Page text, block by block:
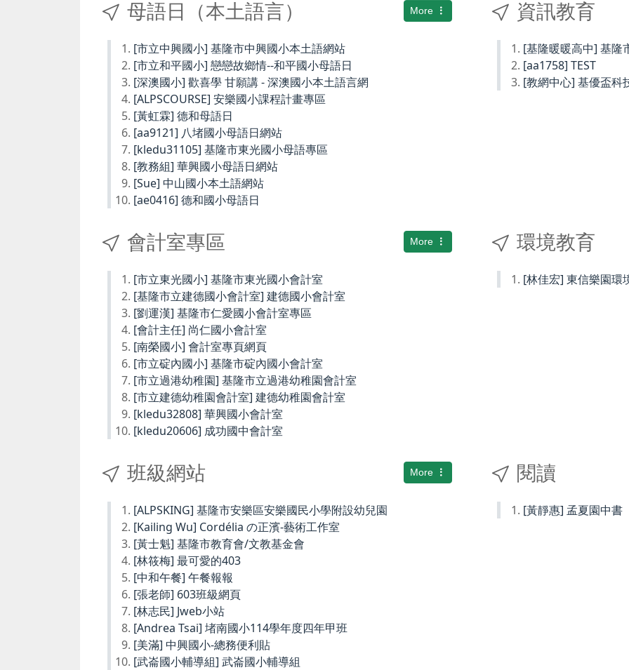
More
母語日（本土語言）
[市立中興國小] 基隆市中興國小本土語網站
[市立和平國小] 戀戀故鄉情--和平國小母語日
[深澳國小] 歡喜學 甘願講 - 深澳國小本土語言網
[ALPSCOURSE] 安樂國小課程計畫專區
[黃虹霖] 德和母語日
[aa9121] 八堵國小母語日網站
[kledu31105] 基隆市東光國小母語專區
[教務組] 華興國小母語日網站
[Sue] 中山國小本土語網站
[ae0416] 德和國小母語日
資訊教育
[基隆暖暖高中] 基隆
[aa1758] TEST
[教網中心] 基優盃科
More
會計室專區
[市立東光國小] 基隆市東光國小會計室
[基隆市立建德國小會計室] 建德國小會計室
[劉運漢] 基隆市仁愛國小會計室專區
[會計主任] 尚仁國小會計室
[南榮國小] 會計室專頁網頁
[市立碇內國小] 基隆市碇內國小會計室
[市立過港幼稚園] 基隆市立過港幼稚園會計室
[市立建德幼稚園會計室] 建德幼稚園會計室
[kledu32808] 華興國小會計室
[kledu20606] 成功國中會計室
環境教育
[林佳宏] 東信樂園環
More
班級網站
[ALPSKING] 基隆市安樂區安樂國民小學附設幼兒園
[Kailing Wu] Cordélia の正濱-藝術工作室
[黃士魁] 基隆市教育會/文教基金會
[林筱梅] 最可愛的403
[中和午餐] 午餐報報
[張老師] 603班級網頁
[林志民] Jweb小站
[Andrea Tsai] 堵南國小114學年度四年甲班
[美滿] 中興國小-總務便利貼
[武崙國小輔導組] 武崙國小輔導組
閱讀
[黃靜惠] 孟夏園中書